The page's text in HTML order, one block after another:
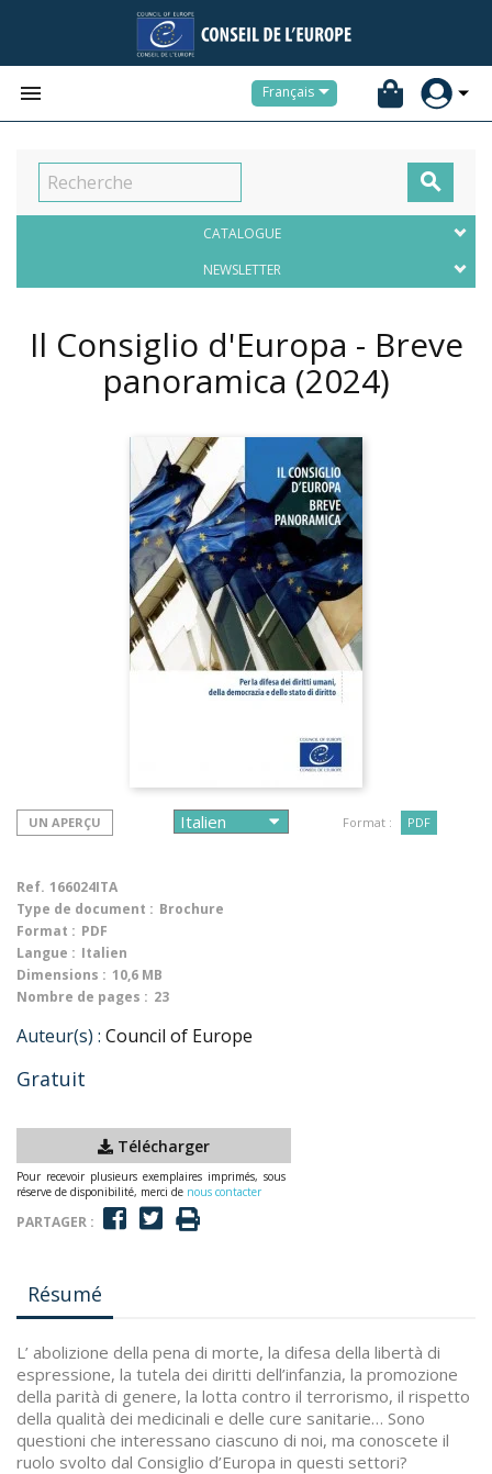
 Français

CATALOGUE
NEWSLETTER
Il Consiglio d'Europa - Breve
panoramica (2024)
UN APERÇU Format : PDF
Ref. 166024ITA
Type de document : Brochure
Format : PDF
Langue : Italien
Dimensions : 10,6 MB
Nombre de pages : 23
Auteur(s) : Council of Europe
Gratuit
Télécharger
Pour recevoir plusieurs exemplaires imprimés, sous
réserve de disponibilité, merci de nous contacter
PARTAGER :
Résumé
L’ abolizione della pena di morte, la difesa della libertà di
espressione, la tutela dei diritti dell’infanzia, la promozione
della parità di genere, la lotta contro il terrorismo, il rispetto
della qualità dei medicinali e delle cure sanitarie… Sono
questioni che interessano ciascuno di noi, ma conoscete il
ruolo svolto dal Consiglio d’Europa in questi settori?